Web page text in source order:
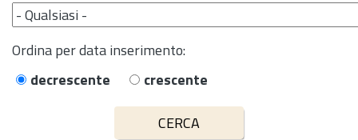
Ordina per data inserimento:
decrescente
crescente